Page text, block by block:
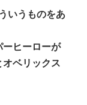
いうものをあ
ーヒーローが
オベリックス